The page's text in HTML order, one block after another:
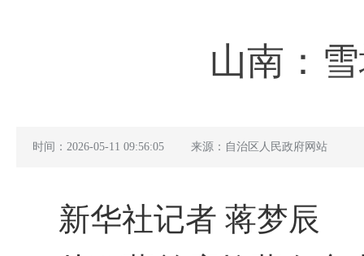
山南：
时间：2026-05-11 09:56:05 来源：自治区人民政府网站
新华社记者 蒋梦辰